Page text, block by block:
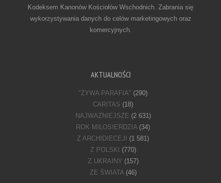
Kodeksem Kanonów Kościołów Wschodnich. Zabrania się
wykorzystywania danych do celów marketingowych oraz
komercyjnych.
AKTUALNOŚCI
"ŻYWA PARAFIA" (290)
CARITAS (18)
NAJWAŻNIEJSZE (2 631)
ROK MIŁOSIERDZIA (34)
Z ARCHIDIECEJI (1 581)
Z POLSKI (770)
Z UKRAINY (157)
ZE ŚWIATA(46)